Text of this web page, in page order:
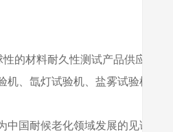
的材料耐久性测试产品供应
、氙灯试验机、盐雾试验机享
中国耐候老化领域发展的见证者